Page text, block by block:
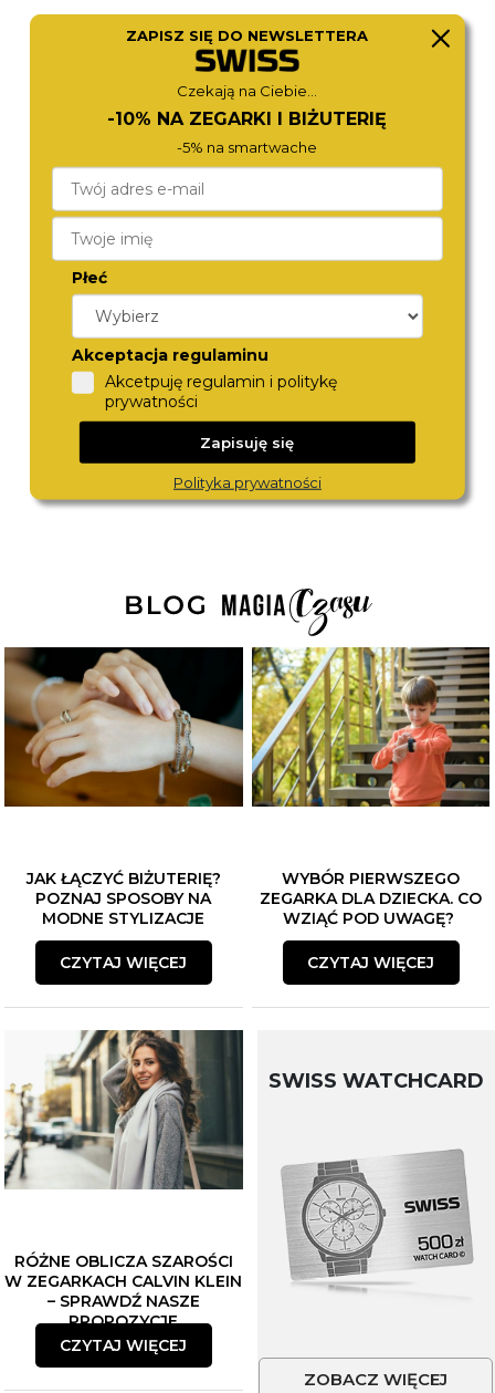
TORII
B45BG.BB
JAK ŁĄCZYĆ BIŻUTERIĘ?
POZNAJ SPOSOBY NA
MODNE STYLIZACJE
CZYTAJ WIĘCEJ
WYBÓR PIERWSZEGO
ZEGARKA DLA DZIECKA. CO
WZIĄĆ POD UWAGĘ?
CZYTAJ WIĘCEJ
RÓŻNE OBLICZA SZAROŚCI
W ZEGARKACH CALVIN KLEIN
– SPRAWDŹ NASZE
PROPOZYCJE
CZYTAJ WIĘCEJ
SWISS WATCHCARD
ZOBACZ WIĘCEJ
ZAPISZ SIĘ DO NEWSLETTERA
Czekają na Ciebie...
-10% NA ZEGARKI I BIŻUTERIĘ
-5% na smartwache
Płeć
Akceptacja regulaminu
Akcetpuję regulamin i politykę
prywatności
Zapisuję się
Polityka prywatności